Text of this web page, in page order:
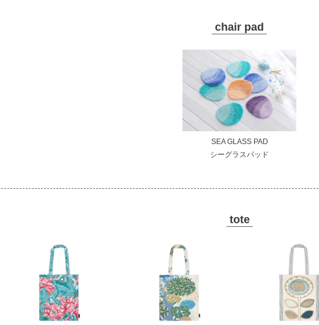
chair pad
SEA GLASS PAD
シーグラスパッド
tote